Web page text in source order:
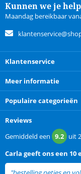
Kunnen we je
Maandag bereikbaar
Klantenservice
Meer informatie
Populaire categorieën
Reviews
Gemiddeld een 9.2 uit
Carla geeft ons een 10